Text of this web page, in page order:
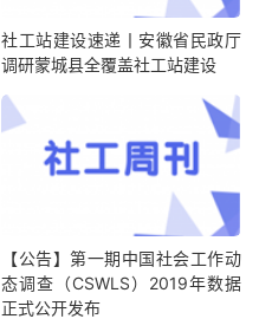
社工站建设速递丨安徽省民政厅
调研蒙城县全覆盖社工站建设
【公告】第一期中国社会工作动
态调查（CSWLS）2019年数据
正式公开发布